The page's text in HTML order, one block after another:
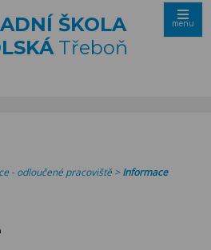
ŠKOLA
Třeboň
menu
- odloučené pracoviště >Informace